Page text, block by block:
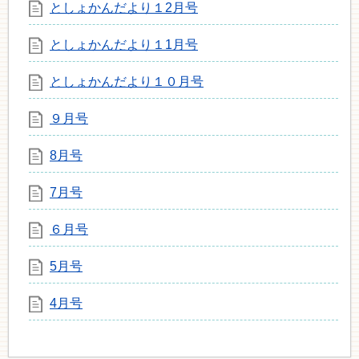
としょかんだより１2月号
としょかんだより１1月号
としょかんだより１０月号
９月号
8月号
7月号
６月号
5月号
4月号